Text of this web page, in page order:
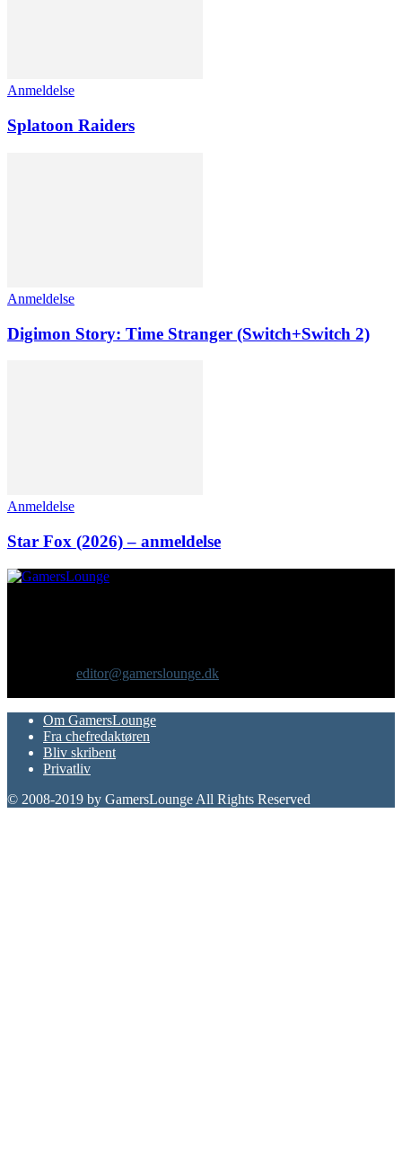
Anmeldelse
Splatoon Raiders
Anmeldelse
Digimon Story: Time Stranger (Switch+Switch 2)
Anmeldelse
Star Fox (2026) – anmeldelse
editor@gamerslounge.dk
Om GamersLounge
Fra chefredaktøren
Bliv skribent
Privatliv
© 2008-2019 by GamersLounge All Rights Reserved